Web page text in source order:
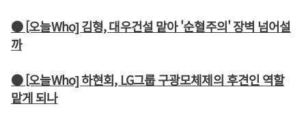
● [오늘Who] 김형, 대우건설 맡아 '순혈주의' 장벽 넘어설
까
● [오늘Who] 하현회, LG그룹 구광모체제의 후견인 역할
맡게 되나